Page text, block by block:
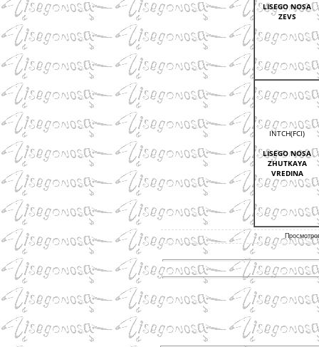
LISEGO NOSA
ZEVS
INTCH(FCI)
LISEGO NOSA
ZHUTKAYA
VREDINA